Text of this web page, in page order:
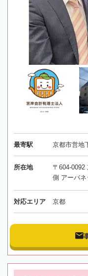
最寄駅 京都市営地
所在地
〒604-0092
側 アーバ
対応エリア 京都